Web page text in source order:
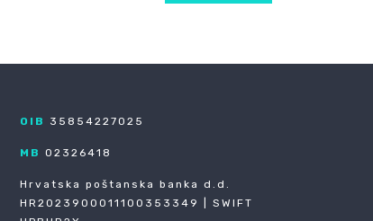
OIB 35854227025
MB 02326418
Hrvatska poštanska banka d.d.
HR2023900011100353349 | SWIFT